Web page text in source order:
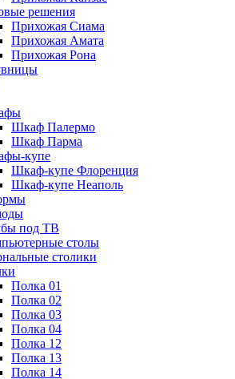
решения
Прихожая Сиама
Прихожая Амата
Прихожая Рона
Шкаф Палермо
Шкаф Парма
купе
Шкаф-купе Флоренция
Шкаф-купе Неаполь
под ТВ
столы
столики
Полка 01
Полка 02
Полка 03
Полка 04
Полка 12
Полка 13
Полка 14